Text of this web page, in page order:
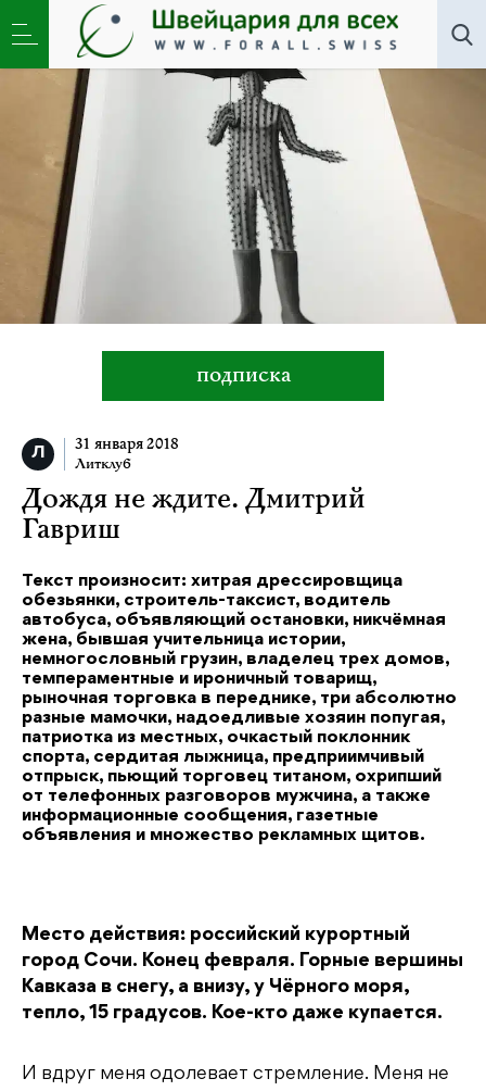
Литклуб Дождя не ждите. Дмитрий Гавриш
подписка
31 января 2018
Литклуб
Дождя не ждите. Дмитрий
Гавриш
Текст произносит: хитрая дрессировщица
обезьянки, строитель-таксист, водитель
автобуса, объявляющий остановки, никчёмная
жена, бывшая учительница истории,
немногословный грузин, владелец трех домов,
темпераментные и ироничный товарищ,
рыночная торговка в переднике, три абсолютно
разные мамочки, надоедливые хозяин попугая,
патриотка из местных, очкастый поклонник
спорта, сердитая лыжница, предприимчивый
отпрыск, пьющий торговец титаном, охрипший
от телефонных разговоров мужчина, а также
информационные сообщения, газетные
объявления и множество рекламных щитов.
Место действия: российский курортный
город Сочи. Конец февраля. Горные вершины
Кавказа в снегу, а внизу, у Чёрного моря,
тепло, 15 градусов. Кое-кто даже купается.
И вдруг меня одолевает стремление. Меня не